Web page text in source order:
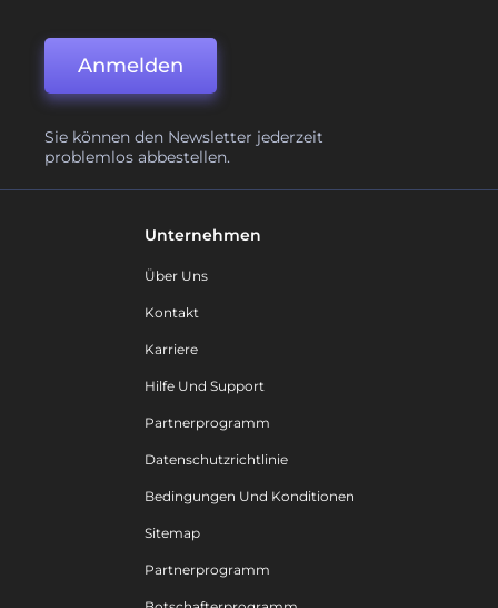
Anmelden
Sie können den Newsletter jederzeit
problemlos abbestellen.
Unternehmen
Über Uns
Kontakt
Karriere
Hilfe Und Support
Partnerprogramm
Datenschutzrichtlinie
Bedingungen Und Konditionen
Sitemap
Partnerprogramm